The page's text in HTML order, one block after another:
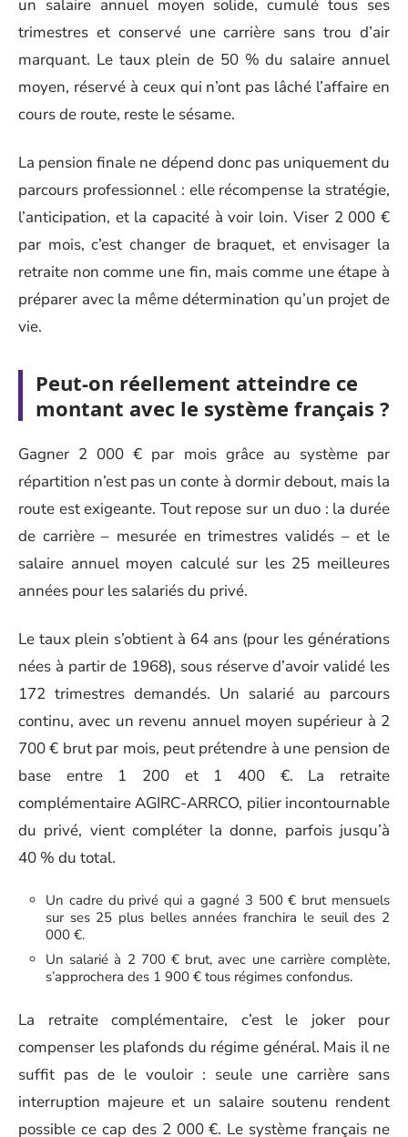
un salaire annuel moyen solide, cumulé tous ses
trimestres et conservé une carrière sans trou d’air
marquant. Le taux plein de 50 % du salaire annuel
moyen, réservé à ceux qui n’ont pas lâché l’affaire en
cours de route, reste le sésame.
La pension finale ne dépend donc pas uniquement du
parcours professionnel : elle récompense la stratégie,
l’anticipation, et la capacité à voir loin. Viser 2 000 €
par mois, c’est changer de braquet, et envisager la
retraite non comme une fin, mais comme une étape à
préparer avec la même détermination qu’un projet de
vie.
Peut-on réellement atteindre ce
montant avec le système français ?
Gagner 2 000 € par mois grâce au système par
répartition n’est pas un conte à dormir debout, mais la
route est exigeante. Tout repose sur un duo : la durée
de carrière – mesurée en trimestres validés – et le
salaire annuel moyen calculé sur les 25 meilleures
années pour les salariés du privé.
Le taux plein s’obtient à 64 ans (pour les générations
nées à partir de 1968), sous réserve d’avoir validé les
172 trimestres demandés. Un salarié au parcours
continu, avec un revenu annuel moyen supérieur à 2
700 € brut par mois, peut prétendre à une pension de
base entre 1 200 et 1 400 €. La retraite
complémentaire AGIRC-ARRCO, pilier incontournable
du privé, vient compléter la donne, parfois jusqu’à
40 % du total.
Un cadre du privé qui a gagné 3 500 € brut mensuels
sur ses 25 plus belles années franchira le seuil des 2
000 €.
Un salarié à 2 700 € brut, avec une carrière complète,
s’approchera des 1 900 € tous régimes confondus.
La retraite complémentaire, c’est le joker pour
compenser les plafonds du régime général. Mais il ne
suffit pas de le vouloir : seule une carrière sans
interruption majeure et un salaire soutenu rendent
possible ce cap des 2 000 €. Le système français ne